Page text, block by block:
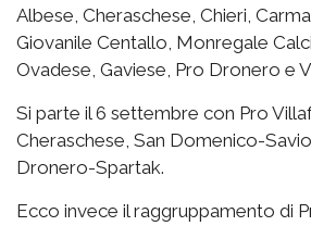
Albese, Cheraschese, Chieri,
Giovanile Centallo, Monregale
Ovadese, Gaviese, Pro Dronero e
Si parte il 6 settembre con Pro
Cheraschese, San Domenico-
Dronero-Spartak.
Ecco invece il raggruppamento di